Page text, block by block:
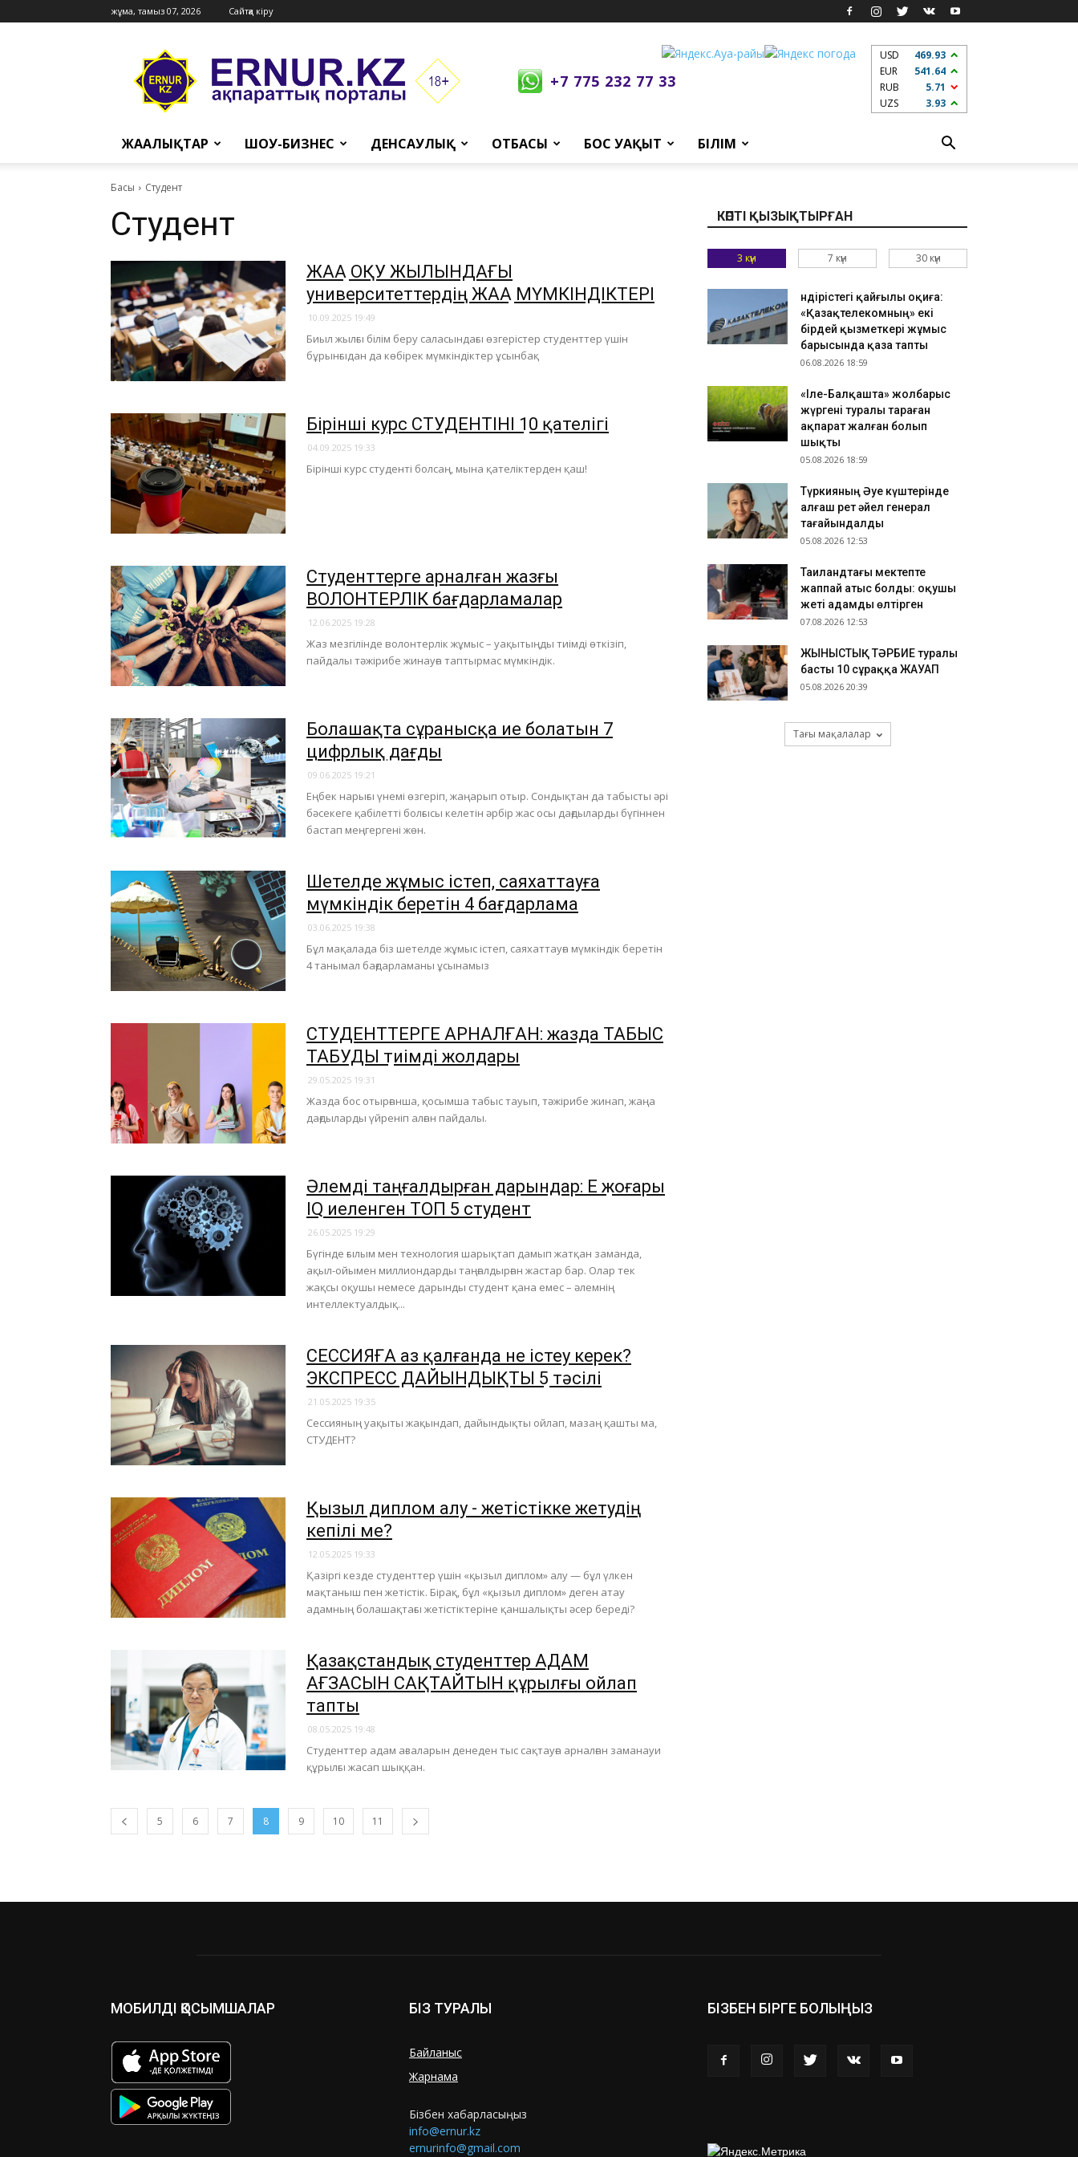
жұма, тамыз 07, 2026 Сайтқа кіру
Ernur
Press
+7 775 232 77 33
USD
469.93
EUR
541.64
RUB
5.71
UZS
3.93
ЖАҢАЛЫҚТАР ШОУ-БИЗНЕС ДЕНСАУЛЫҚ ОТБАСЫ БОС УАҚЫТ БІЛІМ
Басы Студент
Студент
ЖАҢА ОҚУ ЖЫЛЫНДАҒЫ
университеттердің ЖАҢА МҮМКІНДІКТЕРІ
10.09.2025 19:49
Биыл жылғы білім беру саласындағы өзгерістер студенттер үшін
бұрынғыдан да көбірек мүмкіндіктер ұсынбақ
Бірінші курс СТУДЕНТІНІҢ 10 қателігі
04.09.2025 19:33
Бірінші курс студенті болсаң, мына қателіктерден қаш!
Студенттерге арналған жазғы
ВОЛОНТЕРЛІК бағдарламалар
12.06.2025 19:28
Жаз мезгілінде волонтерлік жұмыс – уақытыңды тиімді өткізіп,
пайдалы тәжірибе жинауға таптырмас мүмкіндік.
Болашақта сұранысқа ие болатын 7
цифрлық дағды
09.06.2025 19:21
Еңбек нарығы үнемі өзгеріп, жаңарып отыр. Сондықтан да табысты әрі
бәсекеге қабілетті болғысы келетін әрбір жас осы дағдыларды бүгіннен
бастап меңгергені жөн.
Шетелде жұмыс істеп, саяхаттауға
мүмкіндік беретін 4 бағдарлама
03.06.2025 19:38
Бұл мақалада біз шетелде жұмыс істеп, саяхаттауға мүмкіндік беретін
4 танымал бағдарламаны ұсынамыз
СТУДЕНТТЕРГЕ АРНАЛҒАН: жазда ТАБЫС
ТАБУДЫҢ тиімді жолдары
29.05.2025 19:31
Жазда бос отырғанша, қосымша табыс тауып, тәжірибе жинап, жаңа
дағдыларды үйреніп алған пайдалы.
Әлемді таңғалдырған дарындар: ЕҢ жоғары
IQ иеленген ТОП 5 студент
26.05.2025 19:29
Бүгінде ғылым мен технология шарықтап дамып жатқан заманда,
ақыл-ойымен миллиондарды таңғалдырған жастар бар. Олар тек
жақсы оқушы немесе дарынды студент қана емес – әлемнің
интеллектуалдық...
СЕССИЯҒА аз қалғанда не істеу керек?
ЭКСПРЕСС ДАЙЫНДЫҚТЫҢ 5 тәсілі
21.05.2025 19:35
Сессияның уақыты жақындап, дайындықты ойлап, мазаң қашты ма,
СТУДЕНТ?
Қызыл диплом алу - жетістікке жетудің
кепілі ме?
12.05.2025 19:33
​Қазіргі кезде студенттер үшін «қызыл диплом» алу — бұл үлкен
мақтаныш пен жетістік. Бірақ, бұл «қызыл диплом» деген атау
адамның болашақтағы жетістіктеріне қаншалықты әсер береді?
Қазақстандық студенттер АДАМ
АҒЗАСЫН САҚТАЙТЫН құрылғы ойлап
тапты
08.05.2025 19:48
Студенттер адам ағзаларын денеден тыс сақтауға арналған заманауи
құрылғы жасап шыққан.
5 6 7 8 9 10 11
КӨПТІ ҚЫЗЫҚТЫРҒАН
3 күн 7 күн 30 күн
Өндірістегі қайғылы оқиға:
«Қазақтелекомның» екі
бірдей қызметкері жұмыс
барысында қаза тапты
06.08.2026 18:59
«Іле-Балқашта» жолбарыс
жүргені туралы тараған
ақпарат жалған болып
шықты
05.08.2026 18:59
Түркияның Әуе күштерінде
алғаш рет әйел генерал
тағайындалды
05.08.2026 12:53
Таиландтағы мектепте
жаппай атыс болды: оқушы
жеті адамды өлтірген
07.08.2026 12:53
ЖЫНЫСТЫҚ ТӘРБИЕ туралы
басты 10 сұраққа ЖАУАП
05.08.2026 20:39
Тағы мақалалар
МОБИЛДІ ҚОСЫМШАЛАР БІЗ ТУРАЛЫ
Байланыс
Жарнама
Бізбен хабарласыңыз
info@ernur.kz
ernurinfo@gmail.com
БІЗБЕН БІРГЕ БОЛЫҢЫЗ